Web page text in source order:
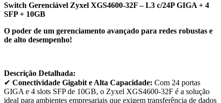
Switch Gerenciável Zyxel XGS4600-32F – L3 c/24P GIGA + 4
SFP + 10GB
O poder de um gerenciamento avançado para redes robustas e
de alto desempenho!
Descrição Detalhada:
✔ Conectividade Gigabit e Alta Capacidade: Com 24 portas
GIGA e 4 slots SFP de 10GB, o Zyxel XGS4600-32F é a solução
ideal para ambientes empresariais que exigem transferência de dados